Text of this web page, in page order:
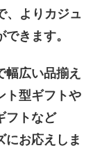
よりカジュ
きます。
幅広い品揃え
ト型ギフトや
フトなど
にお応えしま